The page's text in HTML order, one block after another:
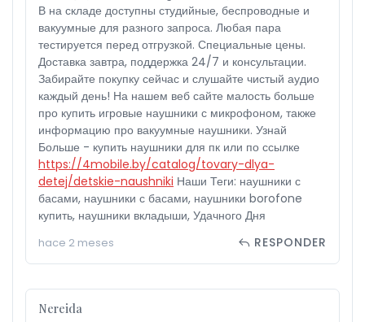
В на складе доступны студийные, беспроводные и
вакуумные для разного запроса. Любая пара
тестируется перед отгрузкой. Специальные цены.
Доставка завтра, поддержка 24/7 и консультации.
Забирайте покупку сейчас и слушайте чистый аудио
каждый день! На нашем веб сайте малость больше
про купить игровые наушники с микрофоном, также
информацию про вакуумные наушники. Узнай
Больше - купить наушники для пк или по ссылке
https://4mobile.by/catalog/tovary-dlya-
detej/detskie-naushniki Наши Теги: наушники с
басами, наушники с басами, наушники borofone
купить, наушники вкладыши, Удачного Дня
hace 2 meses RESPONDER
Nereida